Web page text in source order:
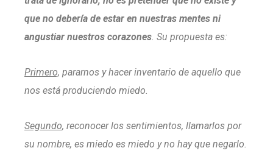
que no debería de estar en nuestras mentes ni
angustiar nuestros corazones. Su propuesta es:
Primero, pararnos y hacer inventario de aquello que
nos está produciendo miedo.
Segundo, reconocer los sentimientos, llamarlos por
su nombre, es miedo es miedo y no hay que negarlo.